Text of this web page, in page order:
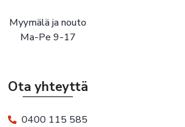
Myymälä ja nouto
Ma-Pe 9-17
Ota yhteyttä
0400 115 585